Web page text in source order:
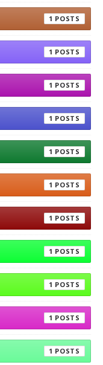
1
1
1
1
1
1
1
1
1
1
1